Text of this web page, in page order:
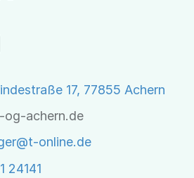
17, 77855 Achern
achern.de
t-online.de
24141